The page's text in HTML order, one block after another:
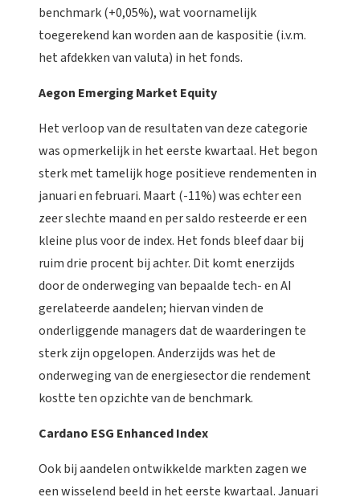
benchmark (+0,05%), wat voornamelijk
toegerekend kan worden aan de kaspositie (i.v.m.
het afdekken van valuta) in het fonds.
Aegon Emerging Market Equity
Het verloop van de resultaten van deze categorie
was opmerkelijk in het eerste kwartaal. Het begon
sterk met tamelijk hoge positieve rendementen in
januari en februari. Maart (-11%) was echter een
zeer slechte maand en per saldo resteerde er een
kleine plus voor de index. Het fonds bleef daar bij
ruim drie procent bij achter. Dit komt enerzijds
door de onderweging van bepaalde tech- en AI
gerelateerde aandelen; hiervan vinden de
onderliggende managers dat de waarderingen te
sterk zijn opgelopen. Anderzijds was het de
onderweging van de energiesector die rendement
kostte ten opzichte van de benchmark.
Cardano ESG Enhanced Index
Ook bij aandelen ontwikkelde markten zagen we
een wisselend beeld in het eerste kwartaal. Januari